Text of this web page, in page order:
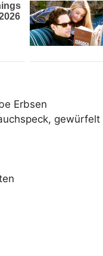
Erbsen
gewürfelt